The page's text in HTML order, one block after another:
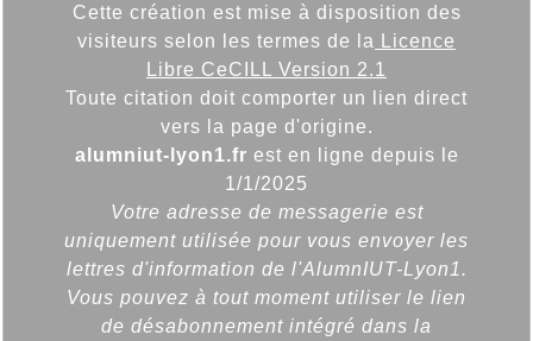
Cette création est mise à disposition des
visiteurs selon les termes de la
Licence
Libre CeCILL Version 2.1
Toute citation doit comporter un lien direct
vers la page d'origine.
alumniut-lyon1.fr est en ligne depuis le
1/1/2025
Votre adresse de messagerie est
uniquement utilisée pour vous envoyer les
lettres d'information de l'AlumnIUT-Lyon1.
Vous pouvez à tout moment utiliser le lien
de désabonnement intégré dans la